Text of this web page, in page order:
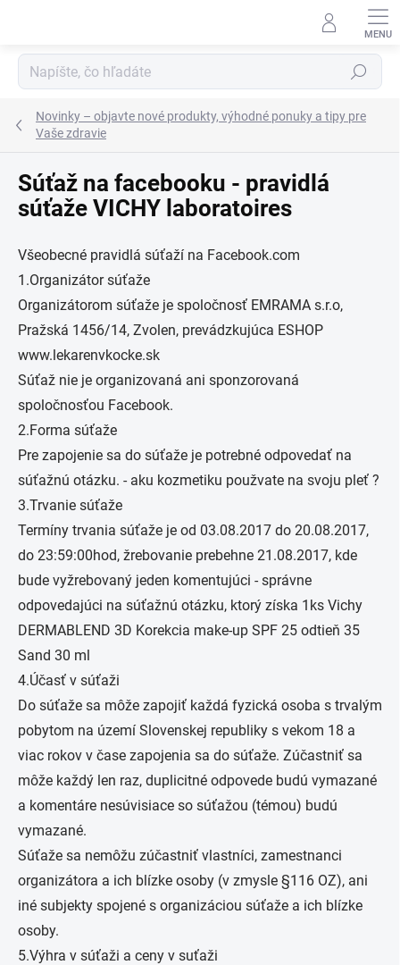
Hľadať
Novinky – objavte nové produkty, výhodné ponuky a tipy pre
Vaše zdravie
Súťaž na facebooku - pravidlá
súťaže VICHY laboratoires
Všeobecné pravidlá súťaží na Facebook.com
1.Organizátor súťaže
Organizátorom súťaže je spoločnosť EMRAMA s.r.o,
Pražská 1456/14, Zvolen, prevádzkujúca ESHOP
www.lekarenvkocke.sk
Súťaž nie je organizovaná ani sponzorovaná
spoločnosťou Facebook.
2.Forma súťaže
Pre zapojenie sa do súťaže je potrebné odpovedať na
súťažnú otázku. - aku kozmetiku použvate na svoju pleť ?
3.Trvanie súťaže
Termíny trvania súťaže je od 03.08.2017 do 20.08.2017,
do 23:59:00hod, žrebovanie prebehne 21.08.2017, kde
bude vyžrebovaný jeden komentujúci - správne
odpovedajúci na súťažnú otázku, ktorý získa 1ks Vichy
DERMABLEND 3D Korekcia make-up SPF 25 odtieň 35
Sand 30 ml
4.Účasť v súťaži
Do súťaže sa môže zapojiť každá fyzická osoba s trvalým
pobytom na území Slovenskej republiky s vekom 18 a
viac rokov v čase zapojenia sa do súťaže. Zúčastniť sa
môže každý len raz, duplicitné odpovede budú vymazané
a komentáre nesúvisiace so súťažou (témou) budú
vymazané.
Súťaže sa nemôžu zúčastniť vlastníci, zamestnanci
organizátora a ich blízke osoby (v zmysle §116 OZ), ani
iné subjekty spojené s organizáciou súťaže a ich blízke
osoby.
5.Výhra v súťaži a ceny v suťaži